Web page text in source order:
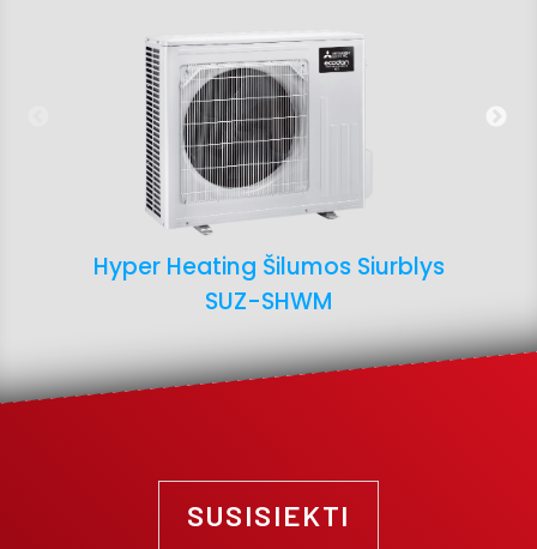
Hyper Heating Šilumos Siurblys
SUZ-SHWM
SUSISIEKTI